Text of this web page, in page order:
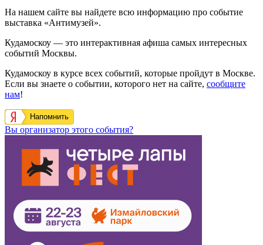
На нашем сайте вы найдете всю информацию про событие
выставка «Антимузей».
Кудамоскоу — это интерактивная афиша самых интересных
событий Москвы.
Кудамоскоу в курсе всех событий, которые пройдут в Москве.
Если вы знаете о событии, которого нет на сайте, сообщите
нам!
Напомнить
Вы организатор этого события?